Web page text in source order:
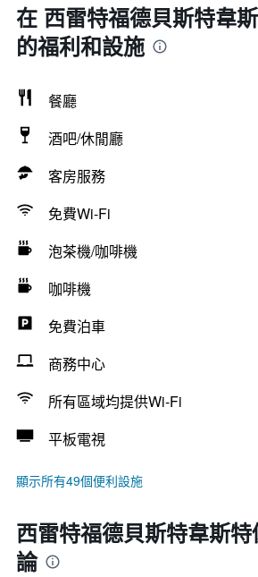
在 西雷特福德貝斯特韋
的福利和設施
餐廳
酒吧/休閒廳
客房服務
免費Wi-Fi
泡茶機/咖啡機
咖啡機
免費泊車
商務中心
所有區域均提供Wi-Fi
平板電視
顯示所有49個便利設施
西雷特福德貝斯特韋斯
論